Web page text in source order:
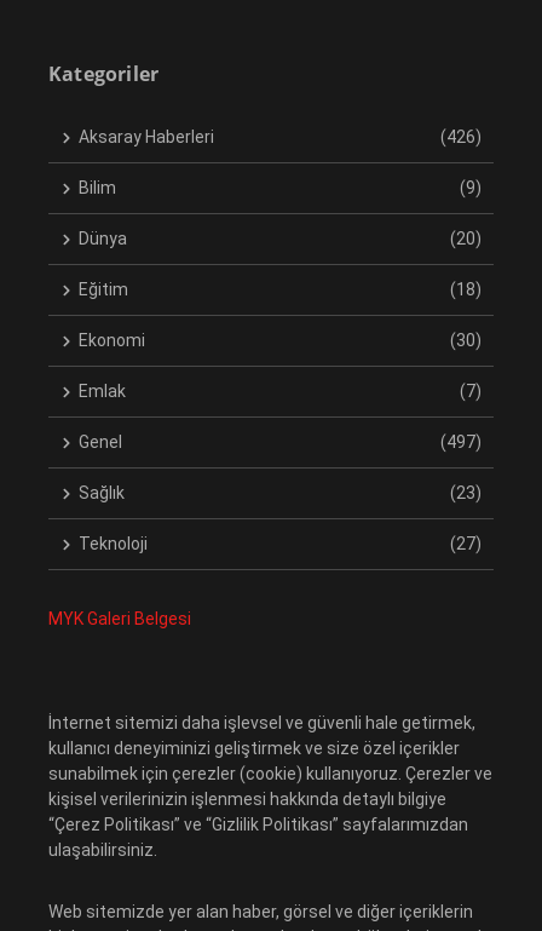
Kategoriler
Aksaray Haberleri (426)
Bilim (9)
Dünya (20)
Eğitim (18)
Ekonomi (30)
Emlak (7)
Genel (497)
Sağlık (23)
Teknoloji (27)
MYK Galeri Belgesi
İnternet sitemizi daha işlevsel ve güvenli hale getirmek,
kullanıcı deneyiminizi geliştirmek ve size özel içerikler
sunabilmek için çerezler (cookie) kullanıyoruz. Çerezler ve
kişisel verilerinizin işlenmesi hakkında detaylı bilgiye
“Çerez Politikası” ve “Gizlilik Politikası” sayfalarımızdan
ulaşabilirsiniz.
Web sitemizde yer alan haber, görsel ve diğer içeriklerin